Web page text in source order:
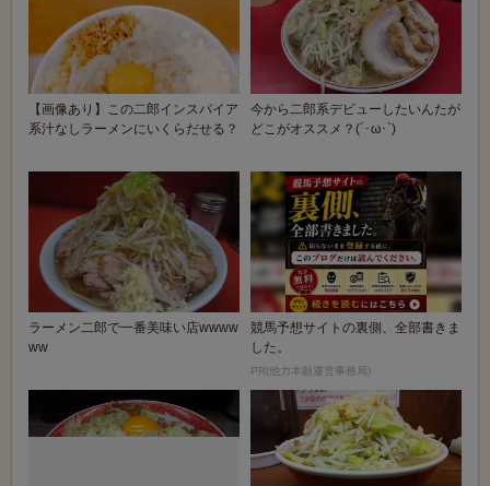
【画像あり】この二郎インスパイア
系汁なしラーメンにいくらだせる？
今から二郎系デビューしたいんたが
どこがオススメ？(´･ω･`)
ラーメン二郎で一番美味い店wwww
ww
競馬予想サイトの裏側、全部書きま
した。
PR(他力本願運営事務局)